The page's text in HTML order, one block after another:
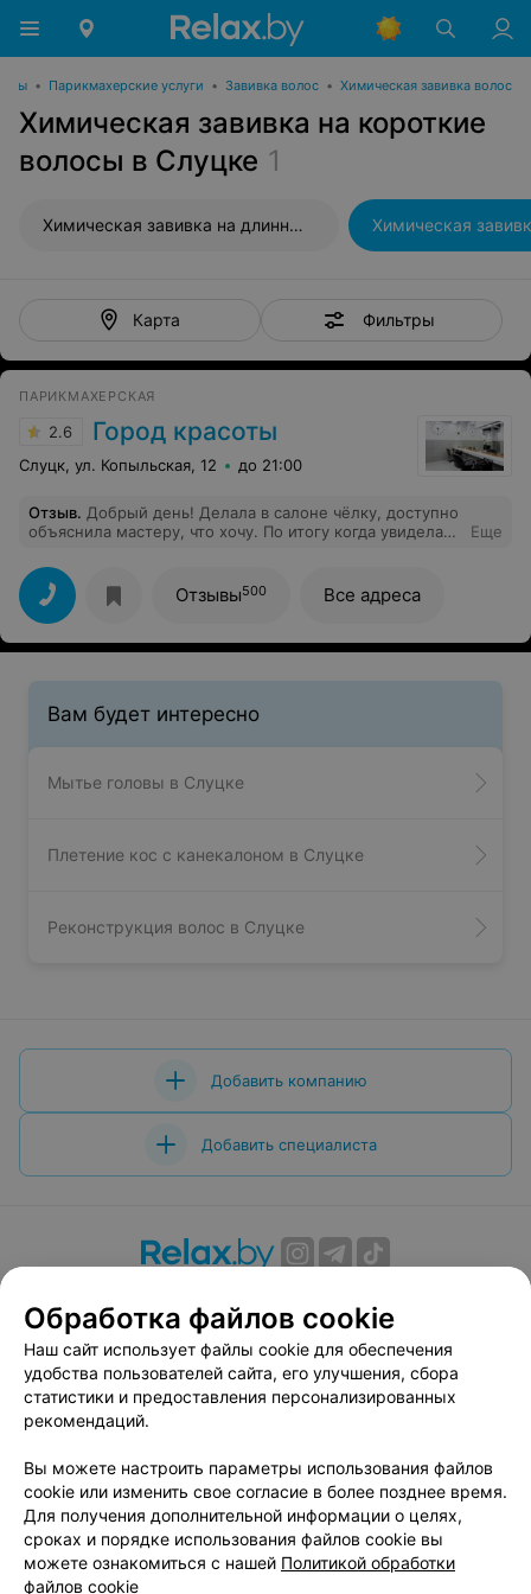
• Парикмахерские услуги • Завивка волос • Химическая завивка волос
Химическая завивка на короткие
волосы в Слуцке 1
Химическая завивка на длинные волосы
Карта Фильтры
ПАРИКМАХЕРСКАЯ
2.6 Город красоты
Слуцк, ул. Копыльская, 12 до 21:00
Отзыв. Добрый день! Делала в салоне чёлку, доступно
объяснила мастеру, что хочу. По итогу когда увидела
Спасибо!
Еще
Отзывы500 Все адреса
Вам будет интересно
Мытье головы в Слуцке
Плетение кос с канекалоном в Слуцке
Реконструкция волос в Слуцке
Добавить компанию
Добавить специалиста
Вакансии
Публичный договор
Способы оплаты
Публичный договор по использованию сервиса
«Афиша»
Пользовательское соглашение
Связаться по вопросам сотрудничества
Написать руководителю relax.by
Персональные настройки cookie
Обработка персональных данных
Обработка файлов cookie
Наш сайт использует файлы cookie для обеспечения
удобства пользователей сайта, его улучшения, сбора
статистики и предоставления персонализированных
рекомендаций.
Вы можете настроить параметры использования файлов
cookie или изменить свое согласие в более позднее время.
Для получения дополнительной информации о целях,
сроках и порядке использования файлов cookie вы
можете ознакомиться с нашей Политикой обработки
файлов cookie